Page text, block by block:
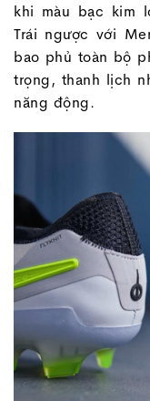
khi màu bạc kim
Trái ngược với
bao phủ toàn bộ
trọng, thanh lịch
năng động.